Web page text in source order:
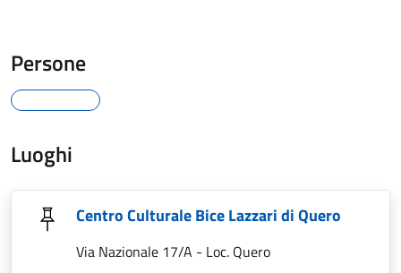
Persone
Luoghi
Centro Culturale Bice Lazzari di Quero
Via Nazionale 17/A - Loc. Quero